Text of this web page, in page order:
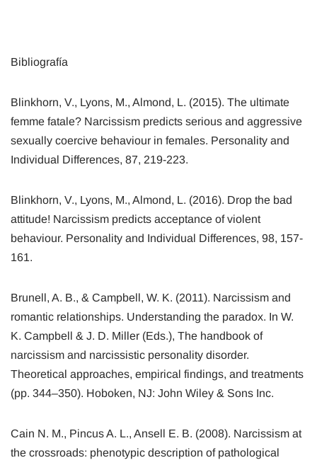
Bibliografía
Blinkhorn, V., Lyons, M., Almond, L. (2015). The ultimate
femme fatale? Narcissism predicts serious and aggressive
sexually coercive behaviour in females. Personality and
Individual Differences, 87, 219-223.
Blinkhorn, V., Lyons, M., Almond, L. (2016). Drop the bad
attitude! Narcissism predicts acceptance of violent
behaviour. Personality and Individual Differences, 98, 157-
161.
Brunell, A. B., & Campbell, W. K. (2011). Narcissism and
romantic relationships. Understanding the paradox. In W.
K. Campbell & J. D. Miller (Eds.), The handbook of
narcissism and narcissistic personality disorder.
Theoretical approaches, empirical findings, and treatments
(pp. 344–350). Hoboken, NJ: John Wiley & Sons Inc.
Cain N. M., Pincus A. L., Ansell E. B. (2008). Narcissism at
the crossroads: phenotypic description of pathological